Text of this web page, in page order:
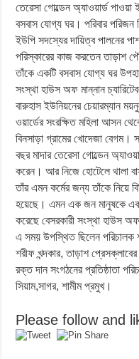
তেরেসা গোল্ডেন অ্যাওয়ার্ড
বসবাস যোগ্য ঘর। পরিবার
ইউপি সদস্যের দায়িত্ব পালনের
পরিস্কারের কাজ করতেন তাড়াশ
তাঁকে একটি বসবাস যোগ্য ঘর
সংস্থা হাউস অফ মান্নান
বারুহাস ইউনিয়নের চেয়ারম্যান
ওয়ার্ডের সংরক্ষিত মহিলা আসন
বিনসাড়া গ্রামের খোদেজা বেগম।
বছর মাদার তেরেসা গোল্ডেন
করেন। আর নিজে হোটেলে থালা
তাঁর এমন কর্মের জন্য তাঁকে নিয়ে
হয়েছে। এমন এক জন মানুষকে
করেছে বেসরকারী সংস্থা হাউস অফ
এ সময় উপস্থিত ছিলেন পরিচালক
শরীফ খন্দকার, তাড়াশ
রক্ত দান সংগঠনের প্রতিষ্ঠাতা
সিয়াম,সাগর, শামীম প্রমুখ।
Please follow and